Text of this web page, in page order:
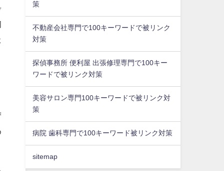
策
不動産会社専門で100キーワードで被リンク
対策
探偵事務所 便利屋 出張修理専門で100キー
ワードで被リンク対策
美容サロン専門100キーワードで被リンク対
策
病院 歯科専門で100キーワード被リンク対策
sitemap